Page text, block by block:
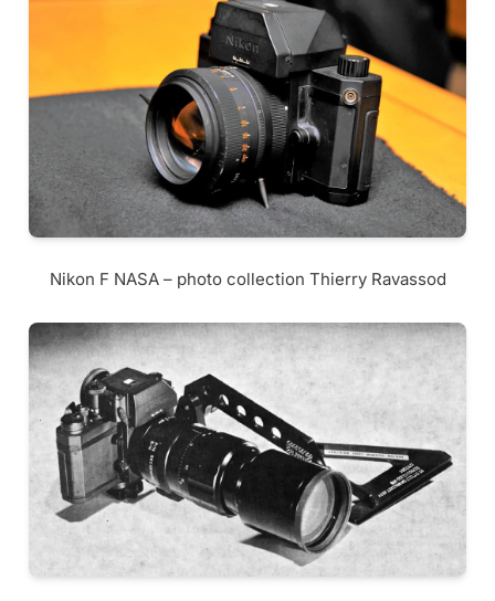
Nikon F NASA – photo collection Thierry Ravassod